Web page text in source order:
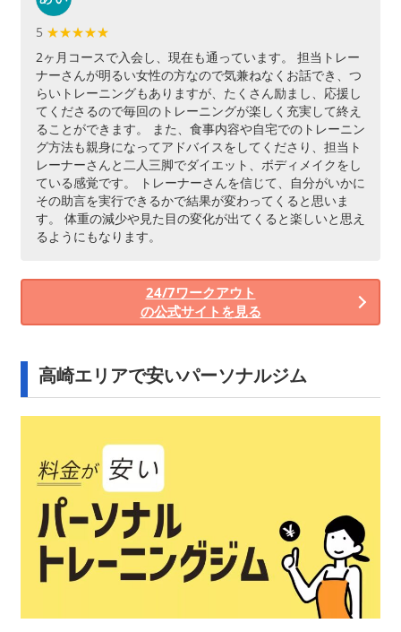
5 ★★★★★
★★★★★
2ヶ月コースで入会し、現在も通っています。 担当トレー
ナーさんが明るい女性の方なので気兼ねなくお話でき、つ
らいトレーニングもありますが、たくさん励まし、応援し
てくださるので毎回のトレーニングが楽しく充実して終え
ることができます。 また、食事内容や自宅でのトレーニン
グ方法も親身になってアドバイスをしてくださり、担当ト
レーナーさんと二人三脚でダイエット、ボディメイクをし
ている感覚です。 トレーナーさんを信じて、自分がいかに
その助言を実行できるかで結果が変わってくると思いま
す。 体重の減少や見た目の変化が出てくると楽しいと思え
るようにもなります。
24/7ワークアウト
の公式サイトを見る
高崎エリアで安いパーソナルジム